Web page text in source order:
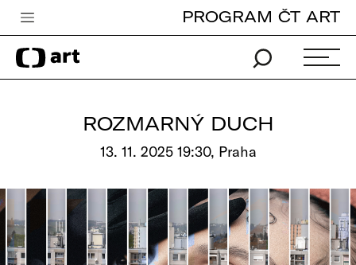
Česká televize
Zpravodajství
Pro děti
edu
PROGRAM ČT ART
ROZMARNÝ DUCH
13. 11. 2025 19:30, Praha